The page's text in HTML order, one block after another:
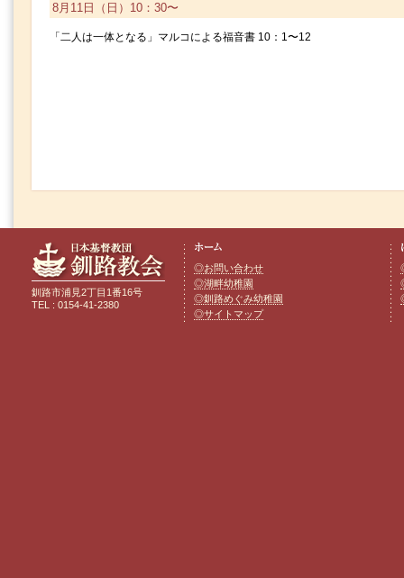
8月11日（日）10：30〜
「二人は一体となる」マルコによる福音書 10：1〜12
釧路市浦見2丁目1番16号
TEL : 0154-41-2380
◎お問い合わせ
◎湖畔幼稚園
◎釧路めぐみ幼稚園
◎サイトマップ